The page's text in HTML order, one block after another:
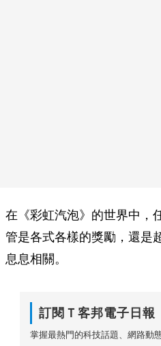
在《彩虹汽泡》的世界中，
管是各式各樣的獎勵，還是
息息相關。
訂閱Ｔ客邦電子日報
掌握最熱門的科技話題、網路動